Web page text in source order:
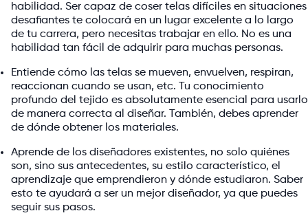
habilidad. Ser capaz de coser telas difíciles en situaciones
desafiantes te colocará en un lugar excelente a lo largo
de tu carrera, pero necesitas trabajar en ello. No es una
habilidad tan fácil de adquirir para muchas personas.
Entiende cómo las telas se mueven, envuelven, respiran,
reaccionan cuando se usan, etc. Tu conocimiento
profundo del tejido es absolutamente esencial para usarlo
de manera correcta al diseñar. También, debes aprender
de dónde obtener los materiales.
Aprende de los diseñadores existentes, no solo quiénes
son, sino sus antecedentes, su estilo característico, el
aprendizaje que emprendieron y dónde estudiaron. Saber
esto te ayudará a ser un mejor diseñador, ya que puedes
seguir sus pasos.